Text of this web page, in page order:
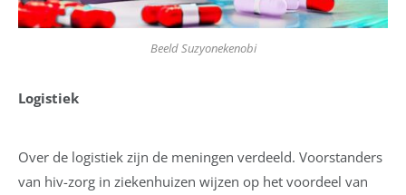
Beeld Suzyonekenobi
Logistiek
Over de logistiek zijn de meningen verdeeld. Voorstanders
van hiv-zorg in ziekenhuizen wijzen op het voordeel van